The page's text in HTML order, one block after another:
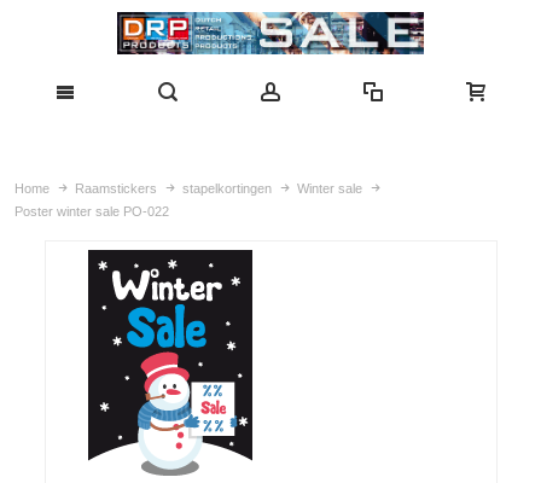
Home Raamstickers stapelkortingen
Winter sale
Poster winter sale PO-022